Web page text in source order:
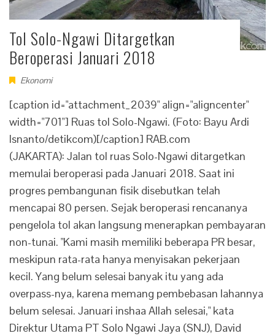
Tol Solo-Ngawi Ditargetkan
Beroperasi Januari 2018
Ekonomi
[caption id="attachment_2039" align="aligncenter"
width="701"] Ruas tol Solo-Ngawi. (Foto: Bayu Ardi
Isnanto/detikcom)[/caption] RAB.com
(JAKARTA): Jalan tol ruas Solo-Ngawi ditargetkan
memulai beroperasi pada Januari 2018. Saat ini
progres pembangunan fisik disebutkan telah
mencapai 80 persen. Sejak beroperasi rencananya
pengelola tol akan langsung menerapkan pembayaran
non-tunai. "Kami masih memiliki beberapa PR besar,
meskipun rata-rata hanya menyisakan pekerjaan
kecil. Yang belum selesai banyak itu yang ada
overpass-nya, karena memang pembebasan lahannya
belum selesai. Januari inshaa Allah selesai," kata
Direktur Utama PT Solo Ngawi Jaya (SNJ), David